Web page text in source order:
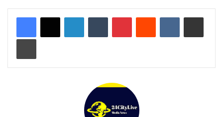
LinkedInTumblr PinterestReddit VKontakteShare via Email
Print